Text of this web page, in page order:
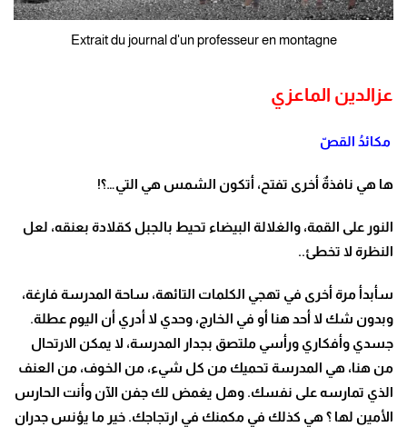
Extrait du journal d'un professeur en montagne
عزالدين الماعزي
مكائدُ القصّ
ها هي نافذةٌ أخرى تفتح، أتكون الشمس هي التي…؟!
النور على القمة، والغلالة البيضاء تحيط بالجبل كقلادة بعنقه، لعل
النظرة لا تخطئ..
سأبدأ مرة أخرى في تهجي الكلمات التائهة، ساحة المدرسة فارغة،
وبدون شك لا أحد هنا أو في الخارج، وحدي لا أدري أن اليوم عطلة.
جسدي وأفكاري ورأسي ملتصق بجدار المدرسة، لا يمكن الارتحال
من هنا، هي المدرسة تحميك من كل شيء، من الخوف، من العنف
الذي تمارسه على نفسك. وهل يغمض لك جفن الآن وأنت الحارس
الأمين لها ؟ هي كذلك في مكمنك في ارتجاجك. خير ما يؤنس جدران